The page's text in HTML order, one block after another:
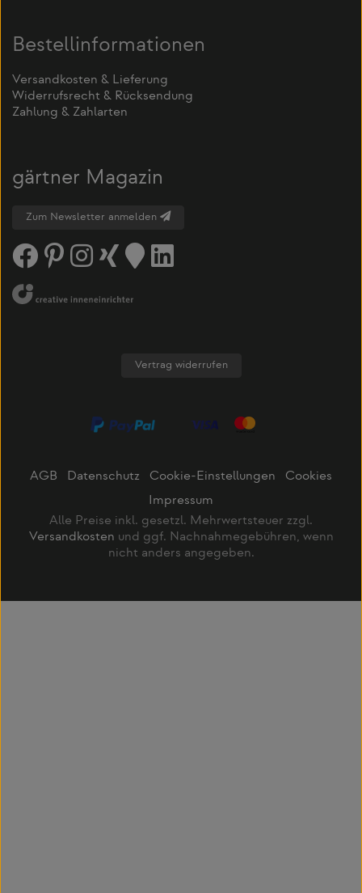
Bestellinformationen
Versandkosten & Lieferung
Widerrufsrecht & Rücksendung
Zahlung & Zahlarten
gärtner Magazin
Zum Newsletter anmelden
Vertrag widerrufen
AGB Datenschutz Cookie-Einstellungen
Cookies
Impressum
Alle Preise inkl. gesetzl. Mehrwertsteuer zzgl.
Versandkosten und ggf. Nachnahmegebühren, wenn
nicht anders angegeben.